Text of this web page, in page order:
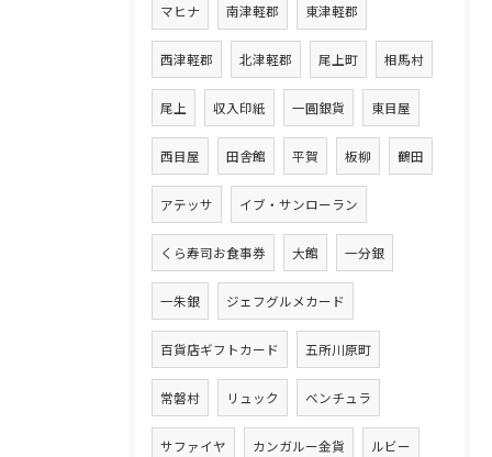
マヒナ 南津軽郡 東津軽郡
西津軽郡 北津軽郡 尾上町 相馬村
尾上 収入印紙 一圓銀貨 東目屋
西目屋 田舎館 平賀 板柳 鶴田
アテッサ イブ・サンローラン
くら寿司お食事券 大館 一分銀
一朱銀 ジェフグルメカード
百貨店ギフトカード 五所川原町
常磐村 リュック ベンチュラ
サファイヤ カンガルー金貨 ルビー